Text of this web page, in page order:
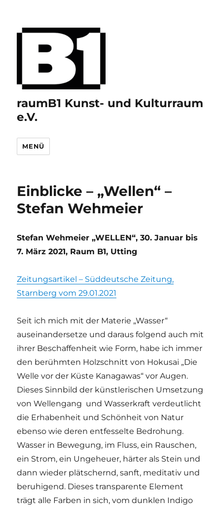
raumB1 Kunst- und Kulturraum
e.V.
MENÜ
Einblicke – „Wellen“ –
Stefan Wehmeier
Stefan Wehmeier „WELLEN“, 30. Januar bis
7. März 2021, Raum B1, Utting
Zeitungsartikel – Süddeutsche Zeitung,
Starnberg vom 29.01.2021
Seit ich mich mit der Materie „Wasser“
auseinandersetze und daraus folgend auch mit
ihrer Beschaffenheit wie Form, habe ich immer
den berühmten Holzschnitt von Hokusai „Die
Welle vor der Küste Kanagawas“ vor Augen.
Dieses Sinnbild der künstlerischen Umsetzung
von Wellengang und Wasserkraft verdeutlicht
die Erhabenheit und Schönheit von Natur
ebenso wie deren entfesselte Bedrohung.
Wasser in Bewegung, im Fluss, ein Rauschen,
ein Strom, ein Ungeheuer, härter als Stein und
dann wieder plätschernd, sanft, meditativ und
beruhigend. Dieses transparente Element
trägt alle Farben in sich, vom dunklen Indigo